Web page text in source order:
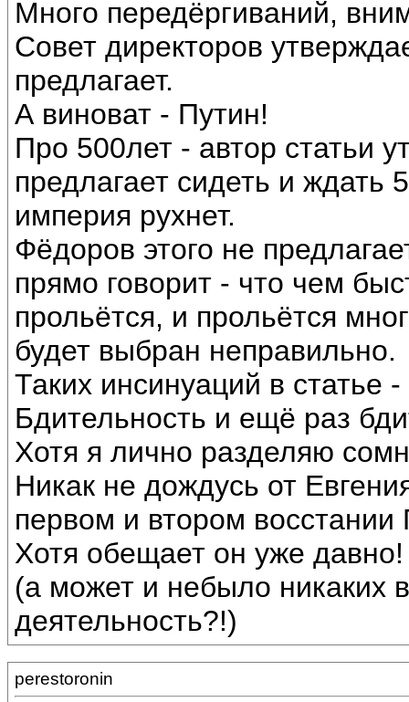
Много передёргиваний,
Совет директоров
предлагает.
А виноват - Путин!
Про 500лет - автор статьи
предлагает сидеть и ждать
империя рухнет.
Фёдоров этого не
прямо говорит - что чем
прольётся, и прольётся
будет выбран неправильно.
Таких инсинуаций в статье -
Бдительность и ещё раз
Хотя я лично разделяю
Никак не дождусь от
первом и втором восстании
Хотя обещает он уже давно!
(а может и небыло никаких
деятельность?!)
perestoronin